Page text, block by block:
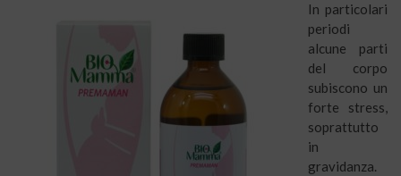
In particolari
periodi
alcune parti
del corpo
subiscono un
forte stress,
soprattutto
in
gravidanza.